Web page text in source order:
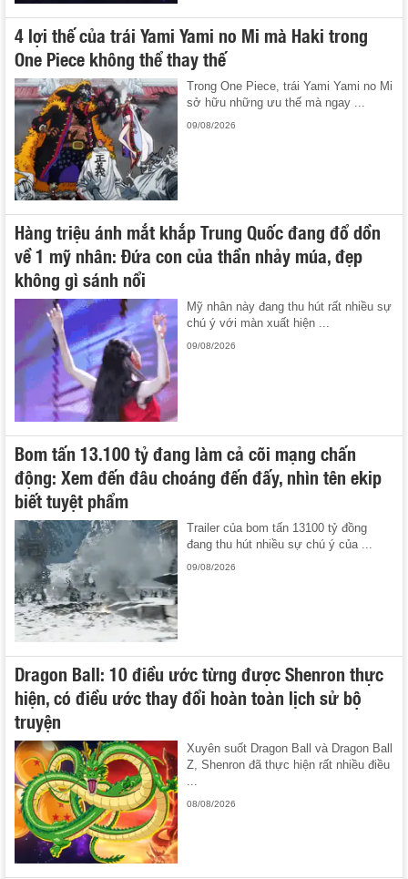
4 lợi thế của trái Yami Yami no Mi mà Haki trong
One Piece không thể thay thế
Trong One Piece, trái Yami Yami no Mi
sở hữu những ưu thế mà ngay ...
09/08/2026
Hàng triệu ánh mắt khắp Trung Quốc đang đổ dồn
về 1 mỹ nhân: Đứa con của thần nhảy múa, đẹp
không gì sánh nổi
Mỹ nhân này đang thu hút rất nhiều sự
chú ý với màn xuất hiện ...
09/08/2026
Bom tấn 13.100 tỷ đang làm cả cõi mạng chấn
động: Xem đến đâu choáng đến đấy, nhìn tên ekip
biết tuyệt phẩm
Trailer của bom tấn 13100 tỷ đồng
đang thu hút nhiều sự chú ý của ...
09/08/2026
Dragon Ball: 10 điều ước từng được Shenron thực
hiện, có điều ước thay đổi hoàn toàn lịch sử bộ
truyện
Xuyên suốt Dragon Ball và Dragon Ball
Z, Shenron đã thực hiện rất nhiều điều
...
08/08/2026